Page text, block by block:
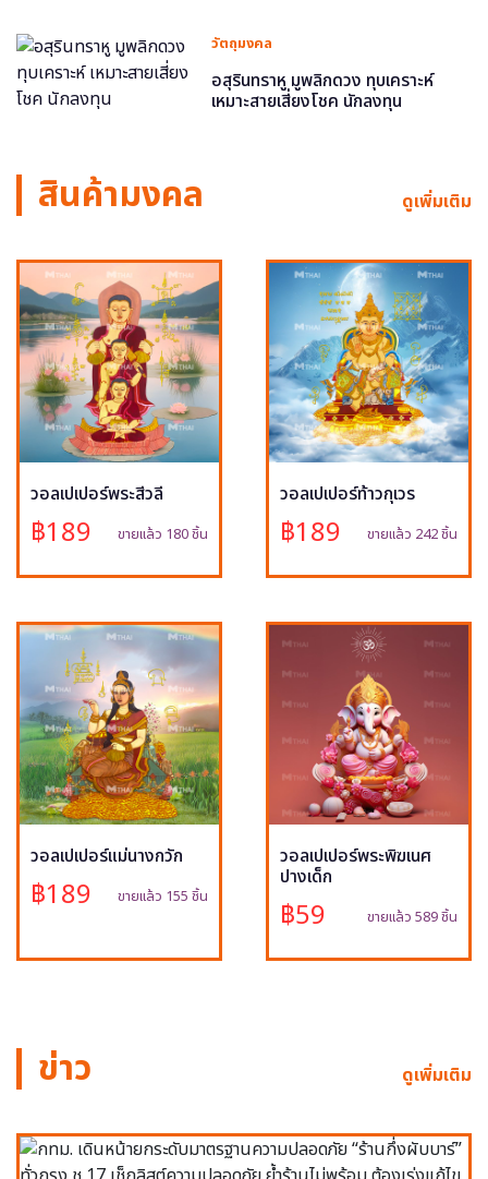
วัตถุมงคล
อสุรินทราหู มูพลิกดวง ทุบเคราะห์
เหมาะสายเสี่ยงโชค นักลงทุน
สินค้ามงคล ดูเพิ่มเติม
วอลเปเปอร์พระสีวลี
฿189 ขายแล้ว 180 ชิ้น
วอลเปเปอร์ท้าวกุเวร
฿189 ขายแล้ว 242 ชิ้น
วอลเปเปอร์แม่นางกวัก
฿189 ขายแล้ว 155 ชิ้น
วอลเปเปอร์พระพิฆเนศ
ปางเด็ก
฿59 ขายแล้ว 589 ชิ้น
ข่าว ดูเพิ่มเติม